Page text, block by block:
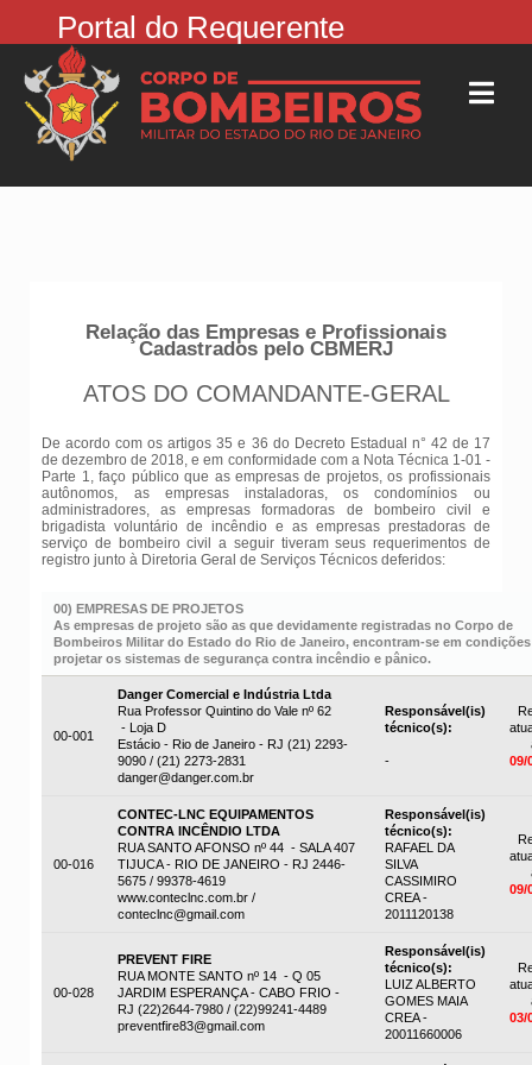
Portal do Requerente
Relação das Empresas e Profissionais
Cadastrados pelo CBMERJ
ATOS DO COMANDANTE-GERAL
De acordo com os artigos 35 e 36 do Decreto Estadual n° 42 de 17
de dezembro de 2018, e em conformidade com a Nota Técnica 1-01 -
Parte 1, faço público que as empresas de projetos, os profissionais
autônomos, as empresas instaladoras, os condomínios ou
administradores, as empresas formadoras de bombeiro civil e
brigadista voluntário de incêndio e as empresas prestadoras de
serviço de bombeiro civil a seguir tiveram seus requerimentos de
registro junto à Diretoria Geral de Serviços Técnicos deferidos:
00) EMPRESAS DE PROJETOS
As empresas de projeto são as que devidamente registradas no Corpo de
Bombeiros Militar do Estado do Rio de Janeiro, encontram-se em
projetar os sistemas de segurança contra incêndio e pânico.
00-001
Danger Comercial e Indústria Ltda
Rua Professor Quintino do Vale nº 62
- Loja D
Estácio - Rio de Janeiro - RJ (21) 2293-
9090 / (21) 2273-2831
danger@danger.com.br
Responsável(is)
técnico(s):
-
09/
00-016
CONTEC-LNC EQUIPAMENTOS
CONTRA INCÊNDIO LTDA
RUA SANTO AFONSO nº 44 - SALA 407
TIJUCA - RIO DE JANEIRO - RJ 2446-
5675 / 99378-4619
www.conteclnc.com.br /
conteclnc@gmail.com
Responsável(is)
técnico(s):
RAFAEL DA
SILVA
CASSIMIRO
CREA -
2011120138
09/
00-028
PREVENT FIRE
RUA MONTE SANTO nº 14 - Q 05
JARDIM ESPERANÇA - CABO FRIO -
RJ (22)2644-7980 / (22)99241-4489
preventfire83@gmail.com
Responsável(is)
técnico(s):
LUIZ ALBERTO
GOMES MAIA
CREA -
20011660006
03/